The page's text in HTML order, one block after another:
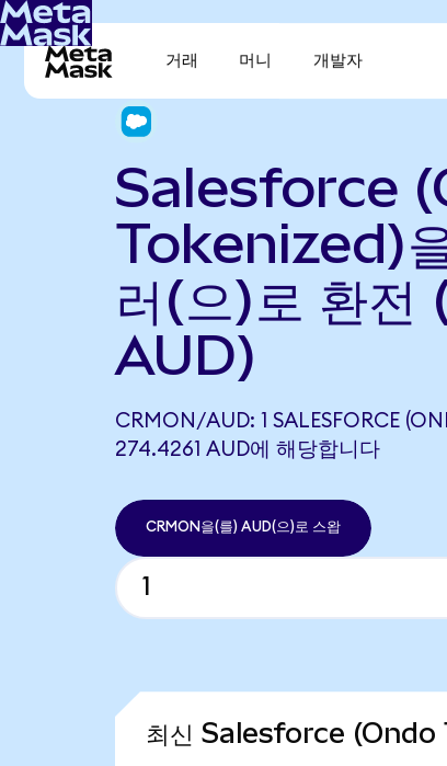
거래 머니 개발자
Salesforce
Tokenized)
러(으)로 환
AUD)
CRMON/AUD: 1 SALESFORCE
274.4261 AUD에 해당합니다
CRMON을(를) AUD(으)로 스왑
최신 Salesforce (Ondo